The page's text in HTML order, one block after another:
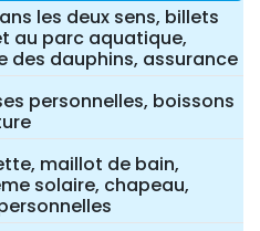
les deux sens, billets
au parc aquatique,
des dauphins, assurance
personnelles, boissons
maillot de bain,
solaire, chapeau,